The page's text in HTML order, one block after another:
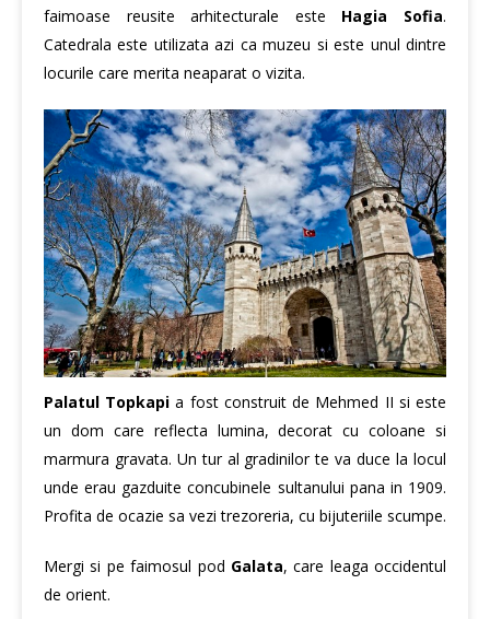
faimoase reusite arhitecturale este Hagia Sofia.
Catedrala este utilizata azi ca muzeu si este unul dintre
locurile care merita neaparat o vizita.
Palatul Topkapi a fost construit de Mehmed II si este
un dom care reflecta lumina, decorat cu coloane si
marmura gravata. Un tur al gradinilor te va duce la locul
unde erau gazduite concubinele sultanului pana in 1909.
Profita de ocazie sa vezi trezoreria, cu bijuteriile scumpe.
Mergi si pe faimosul pod Galata, care leaga occidentul
de orient.